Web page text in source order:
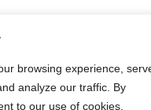
browsing experience,
analyze our traffic. By
to our use of cookies.